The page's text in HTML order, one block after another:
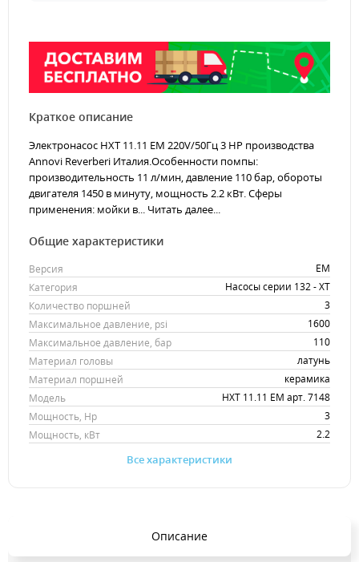
Краткое описание
Электронасос HXT 11.11 EM 220V/50Гц 3 HP производства
Annovi Reverberi Италия.Особенности помпы:
производительность 11 л/мин, давление 110 бар, обороты
двигателя 1450 в минуту, мощность 2.2 кВт. Сферы
применения: мойки в... Читать далее...
Общие характеристики
Версия
EM
Категория
Насосы серии 132 - XT
Количество поршней
3
Максимальное давление, psi
1600
Максимальное давление, бар
110
Материал головы
латунь
Материал поршней
керамика
Модель
HXT 11.11 EM арт. 7148
Мощность, Hp
3
Мощность, кВт
2.2
Все характеристики
Описание